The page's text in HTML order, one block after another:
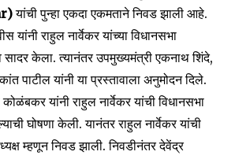
यांची पुन्हा एकदा एकमताने निवड झाली आहे.
यांनी राहुल नार्वेकर यांच्या विधानसभा
सादर केला. त्यानंतर उपमुख्यमंत्री एकनाथ शिंदे,
पाटील यांनी या प्रस्तावाला अनुमोदन दिले.
यांनी राहुल नार्वेकर यांची विधानसभा
घोषणा केली. यानंतर राहुल नार्वेकर यांची
म्हणून निवड झाली. निवडीनंतर देवेंद्र